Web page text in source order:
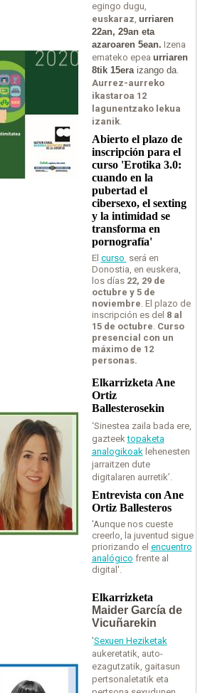
egingo dugu,
euskaraz, urriaren
22an, 29an eta
azaroaren 5ean. Izena
emateko epea urriaren
8tik 15era izango da.
Aurrez-aurreko
ikastaroa 12
lagunentzako lekua
izanik.
Abierto el plazo de
inscripción para el
curso 'Erotika 3.0:
cuando en la
pubertad el
cibersexo, el sexting
y la intimidad se
transforma en
pornografía'
El curso será en
Donostia, en euskera,
los días 22, 29 de
octubre y 5 de
noviembre. El plazo de
inscripción es del 8 al
15 de octubre. Curso
presencial con un
máximo de 12
personas.
Elkarrizketa Ane
Ortiz
Ballesterosekin
‘Sinestea zaila bada ere,
gazteektopaketa
analogikoaklehenesten
jarraitzen dute
digitalaren aurretik’.
Entrevista con Ane
Ortiz Ballesteros
'Aunque nos cueste
creerlo, la juventud sigue
priorizando el encuentro
analógico frente al
digital'.
Elkarrizketa
Maider García de
Vicuñarekin
'Sexuen Heziketak
aukeretatik, auto-
ezagutzatik, gaitasun
pertsonaletatik eta